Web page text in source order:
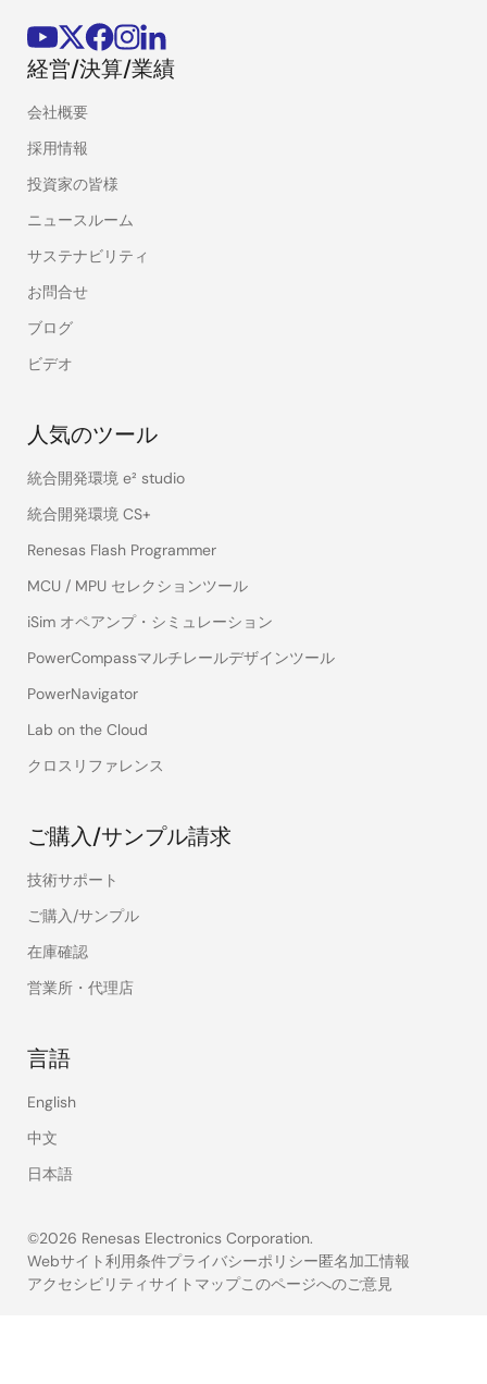
経営/決算/業績
会社概要
採用情報
投資家の皆様
ニュースルーム
サステナビリティ
お問合せ
ブログ
ビデオ
人気のツール
統合開発環境 e² studio
統合開発環境 CS+
Renesas Flash Programmer
MCU / MPU セレクションツール
iSim オペアンプ・シミュレーション
PowerCompassマルチレールデザインツール
PowerNavigator
Lab on the Cloud
クロスリファレンス
ご購入/サンプル請求
技術サポート
ご購入/サンプル
在庫確認
営業所・代理店
言語
English
中文
日本語
©2026 Renesas Electronics Corporation.
Legal
Webサイト利用条件プライバシーポリシー匿名加工情報
アクセシビリティサイトマップこのページへのご意見